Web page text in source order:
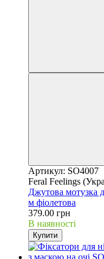
Артикул: SO4007
Feral Feelings
Джутова мотузка
м фіолетова
379.00 грн
В наявності
Купити